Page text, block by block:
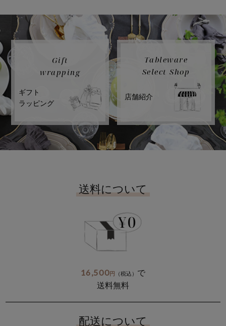
Gift
wrapping
ギフト
ラッピング
Tableware
Select Shop
店舗紹介
送料について
16,500円 （税込） で
送料無料
配送について